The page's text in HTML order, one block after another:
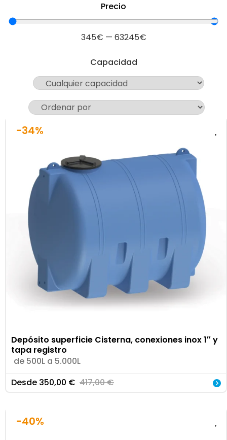
Precio
345€ — 63245€
Capacidad
-34%
Depósito superficie Cisterna, conexiones inox 1″ y
tapa registro
de 500L a 5.000L
Desde 350,00 € 417,00€
-40%